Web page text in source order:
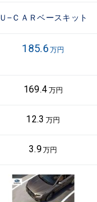
Ｕ−ＣＡＲベースキット
185.6 万円
169.4 万円
12.3 万円
3.9万円